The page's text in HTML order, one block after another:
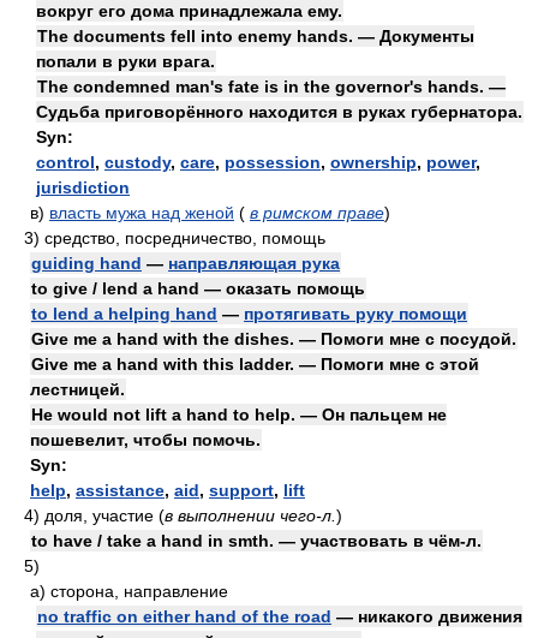
вокруг его дома принадлежала ему.
The documents fell into enemy hands. — Документы
попали в руки врага.
The condemned man's fate is in the governor's hands. —
Судьба приговорённого находится в руках губернатора.
Syn:
control, custody, care, possession, ownership, power,
jurisdiction
в) власть мужа над женой ( в римском праве)
3) средство, посредничество, помощь
guiding hand — направляющая рука
to give / lend a hand — оказать помощь
to lend a helping hand — протягивать руку помощи
Give me a hand with the dishes. — Помоги мне с посудой.
Give me a hand with this ladder. — Помоги мне с этой
лестницей.
He would not lift a hand to help. — Он пальцем не
пошевелит, чтобы помочь.
Syn:
help, assistance, aid, support, lift
4) доля, участие (в выполнении чего-л. )
to have / take a hand in smth. — участвовать в чём-л.
5)
а) сторона, направление
no traffic on either hand of the road — никакого движения